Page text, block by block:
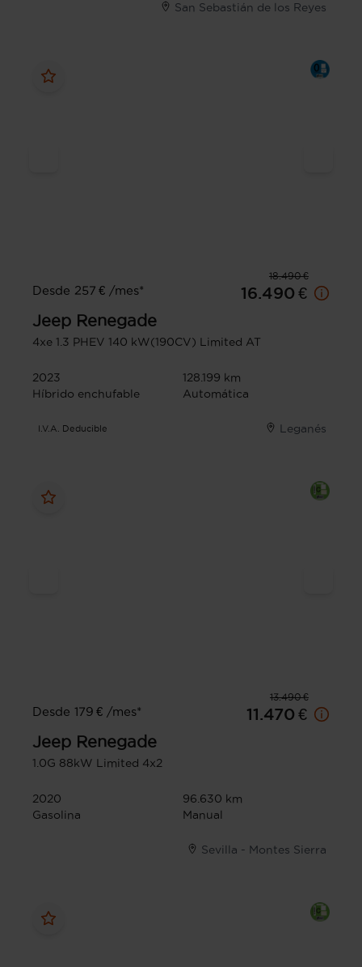
San Sebastián de los Reyes
18.490 €
Desde 257 € /mes*
16.490 €
Jeep Renegade
4xe 1.3 PHEV 140 kW(190CV) Limited AT
2023
128.199 km
Híbrido enchufable
Automática
I.V.A. Deducible Leganés
13.490 €
Desde 179 € /mes*
11.470 €
Jeep Renegade
1.0G 88kW Limited 4x2
2020
96.630 km
Gasolina
Manual
Sevilla - Montes Sierra